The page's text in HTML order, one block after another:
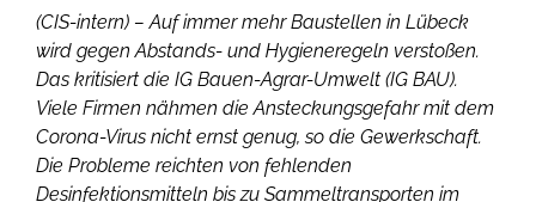
(CIS-intern) – Auf immer mehr Baustellen in Lübeck
wird gegen Abstands- und Hygieneregeln verstoßen.
Das kritisiert die IG Bauen-Agrar-Umwelt (IG BAU).
Viele Firmen nähmen die Ansteckungsgefahr mit dem
Corona-Virus nicht ernst genug, so die Gewerkschaft.
Die Probleme reichten von fehlenden
Desinfektionsmitteln bis zu Sammeltransporten im